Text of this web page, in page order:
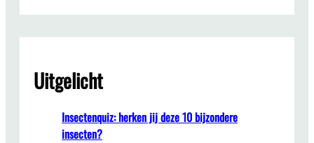
Uitgelicht
Insectenquiz: herken jij deze 10 bijzondere
insecten?